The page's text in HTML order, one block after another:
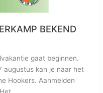
BEKEND
gaat beginnen.
augustus kan je naar het
Hookers. Aanmelden